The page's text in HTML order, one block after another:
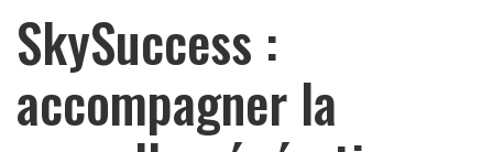
SkySuccess :
accompagner la